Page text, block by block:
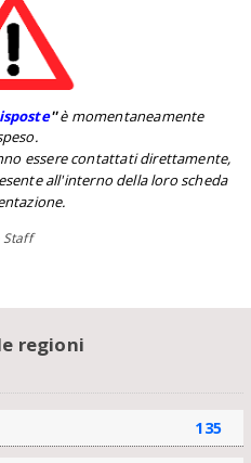
''è momentaneamente
essere contattati direttamente,
all'interno della loro scheda
Staff
regioni
135